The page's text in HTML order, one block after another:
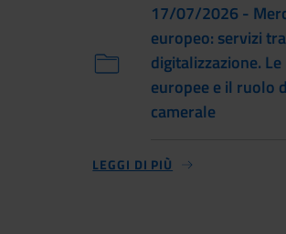
17/07/2026 -
europeo: servizi
digitalizzazione.
europee e il ruolo
camerale
LEGGI DI PIÙ